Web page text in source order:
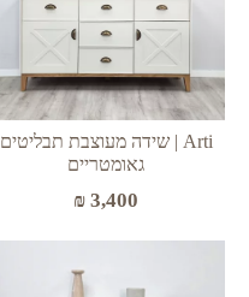
Arti | שידה מעוצבת תבליטים
גאומטריים
₪ 3,400